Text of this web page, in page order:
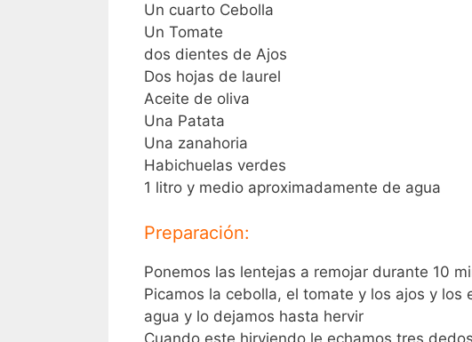
Un cuarto Cebolla
Un Tomate
dos dientes de Ajos
Dos hojas de laurel
Aceite de oliva
Una Patata
Una zanahoria
Habichuelas verdes
1 litro y medio aproximadamente de agua
Preparación:
Ponemos las lentejas a remojar durante 10
Picamos la cebolla, el tomate y los ajos y los
agua y lo dejamos hasta hervir
Cuando este hirviendo le echamos tres